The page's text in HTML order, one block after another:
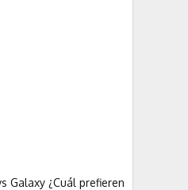
Galaxy ¿Cuál prefieren